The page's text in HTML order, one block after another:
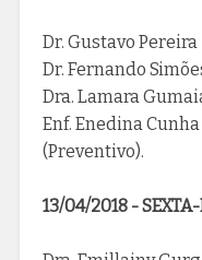
Dr. Gustavo
Dr. Fernando
Dra. Lamara
Enf. Enedina
(Preventivo).
13/04/2018 -